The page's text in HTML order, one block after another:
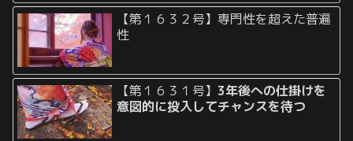
【第１６３２号】専門性を超えた普遍
性
【第１６３１号】 3年後への仕掛けを
意図的に投入してチャンスを待つ